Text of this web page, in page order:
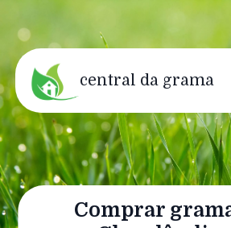
central da grama
Comprar